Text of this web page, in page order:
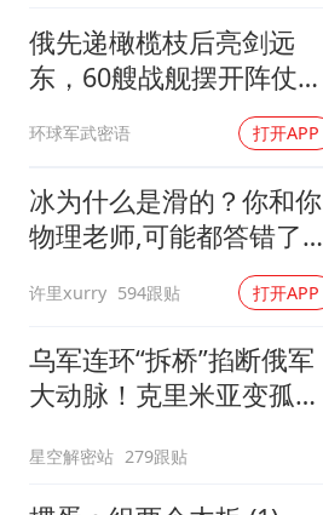
俄先递橄榄枝后亮剑远
东，60艘战舰摆开阵仗，
日本敢动北方四岛？
环球军武密语 打开APP
冰为什么是滑的？你和你
物理老师,可能都答错了
许里xurry 594跟贴 打开APP
乌军连环“拆桥”掐断俄军
大动脉！克里米亚变孤
家”？
星空解密站 279跟贴